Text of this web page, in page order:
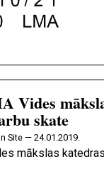
Vides
skate
Site — 24.01.2019.
mākslas